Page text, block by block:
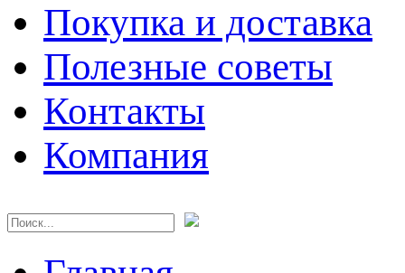
Покупка и доставка
Полезные советы
Контакты
Компания